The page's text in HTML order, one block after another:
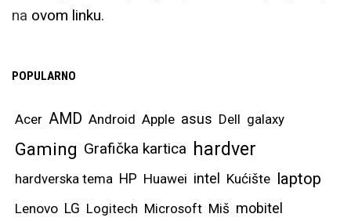
na ovom linku.
POPULARNO
Acer AMD Android Apple asus Dell galaxy
Gaming Grafička kartica hardver
hardverska tema HP Huawei intel Kućište laptop
Lenovo LG Logitech Microsoft Miš mobitel